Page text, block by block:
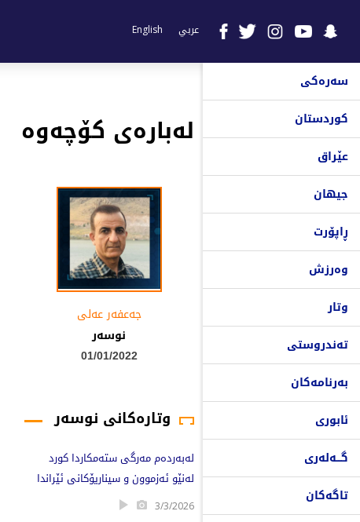
عربي English
سەرەکی
کوردستان
عێراق
جیهان
ڕاپۆرت
وەرزش
وتار
تەندروستی
بەرنامەکان
ئابوری
گـــەلەری
تاگەکان
لەبارەی کۆچەوە
جەعفەر عەلى
نوسەر
01/01/2022
وتارەکانی نوسەر
لەبەردەم مەرگی ستەمکاردا کورد
لەنێو ئەزموون و سیناریۆکانی ئێراندا
3/3/2026